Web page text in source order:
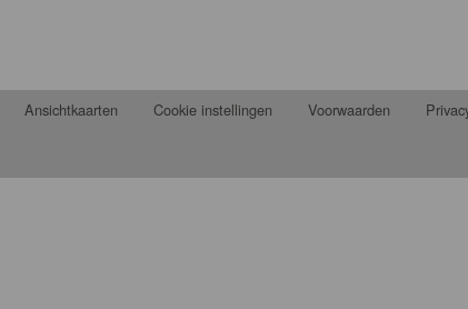
Ansichtkaarten Cookie instellingen Voorwaarden